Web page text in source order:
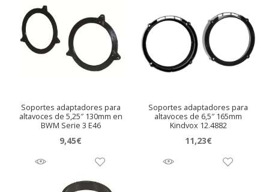
Soportes adaptadores para
altavoces de 5,25″ 130mm en
BWM Serie 3 E46
9,45€
Soportes adaptadores para
altavoces de 6,5″ 165mm
Kindvox 12.4882
11,23€